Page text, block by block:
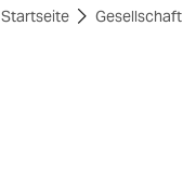
themen
Startseite Gesellschaft